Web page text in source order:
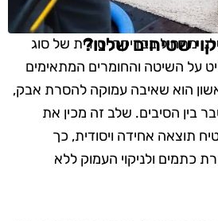
שטיחים שלנו?
מתחיל בבדיקה יסודית של סוג
על השיטה והחומרים המתאימים
הוא שאיבה עמוקה להסרת אבק,
בין הסיבים. שלב זה מכין את
תוצאה אחידה ויסודית, כך
כתמים ולניקוי העמוק ללא